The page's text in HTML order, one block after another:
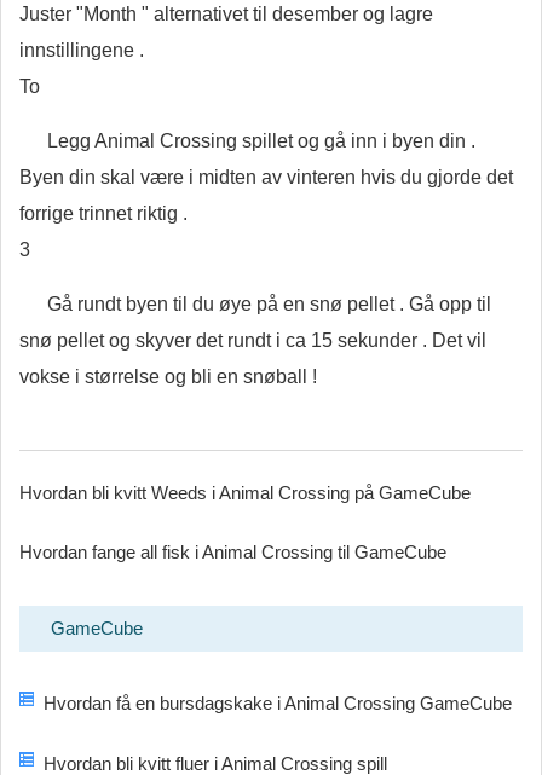
Juster "Month " alternativet til desember og lagre
innstillingene .
To
Legg Animal Crossing spillet og gå inn i byen din .
Byen din skal være i midten av vinteren hvis du gjorde det
forrige trinnet riktig .
3
Gå rundt byen til du øye på en snø pellet . Gå opp til
snø pellet og skyver det rundt i ca 15 sekunder . Det vil
vokse i størrelse og bli en snøball !
Hvordan bli kvitt Weeds i Animal Crossing på GameCube
Hvordan fange all fisk i Animal Crossing til GameCube
GameCube
Hvordan få en bursdagskake i Animal Crossing GameCube
Hvordan bli kvitt fluer i Animal Crossing spill